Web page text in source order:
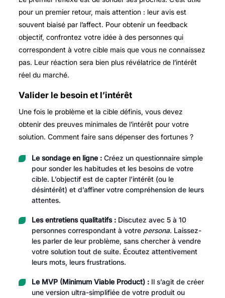
pour un premier retour, mais attention : leur avis est
souvent biaisé par l’affect. Pour obtenir un feedback
objectif, confrontez votre idée à des personnes qui
correspondent à votre cible mais que vous ne connaissez
pas. Leur réaction sera bien plus révélatrice de l’intérêt
réel du marché.
Valider le besoin et l’intérêt
Une fois le problème et la cible définis, vous devez
obtenir des preuves minimales de l’intérêt pour votre
solution. Comment faire sans dépenser des fortunes ?
Le sondage en ligne :Créez un questionnaire simple
pour sonder les habitudes et les besoins de votre
cible. L’objectif est de capter l’intérêt (ou le
désintérêt) et d’affiner votre compréhension de leurs
attentes.
Les entretiens qualitatifs :Discutez avec 5 à 10
personnes correspondant à votre persona. Laissez-
les parler de leur problème, sans chercher à vendre
votre solution tout de suite. Écoutez attentivement
leurs mots, leurs frustrations.
Le MVP (Minimum Viable Product) :Il s’agit de créer
une version ultra-simplifiée de votre produit ou